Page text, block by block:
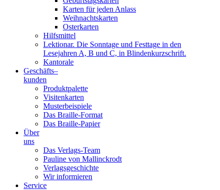
Karten für jeden Anlass
Weihnachtskarten
Osterkarten
Hilfsmittel
Lektionar. Die Sonntage und Festtage in den
Lesejahren A, B und C, in Blindenkurzschrift.
Kantorale
Geschäfts­–
kunden
Produktpalette
Visitenkarten
Musterbeispiele
Das Braille-Format
Das Braille-Papier
Über
uns
Das Verlags-Team
Pauline von Mallinckrodt
Verlagsgeschichte
Wir informieren
Service